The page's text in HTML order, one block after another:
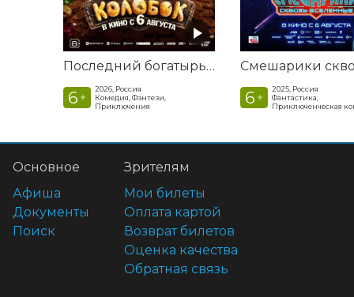
Последний богатырь. Колобок
6 +
2026, Россия
Комедия, Фэнтези,
Приключения
6 +
2025, Россия
Фантастика,
Приключенческая
Основное
Афиша
Документы
Поиск
Зрителям
Мои билеты
Оплата картой
Возврат билетов
Оценка качества
Обратная связь